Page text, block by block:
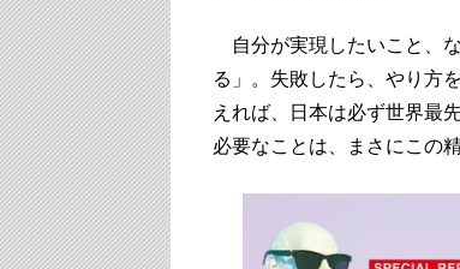
自分が実現したいこと、
る」。失敗したら、やり方
えれば、日本は必ず世界最
必要なことは、まさにこの